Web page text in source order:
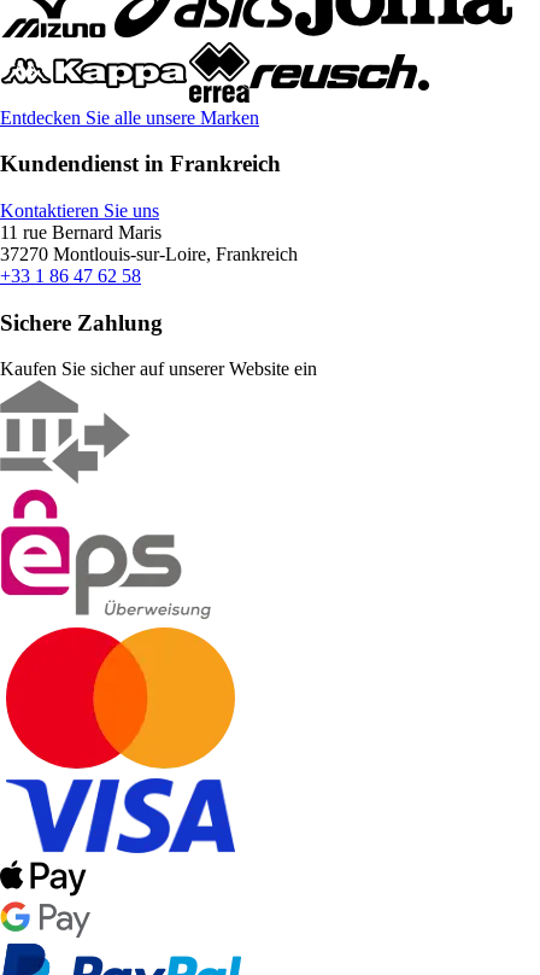
Entdecken Sie alle unsere Marken
Kundendienst in Frankreich
Kontaktieren Sie uns
11 rue Bernard Maris
37270 Montlouis-sur-Loire, Frankreich
+33 1 86 47 62 58
Sichere Zahlung
Kaufen Sie sicher auf unserer Website ein